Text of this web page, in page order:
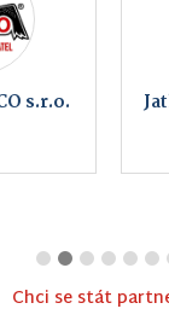
s.r.o.
Chci se stát